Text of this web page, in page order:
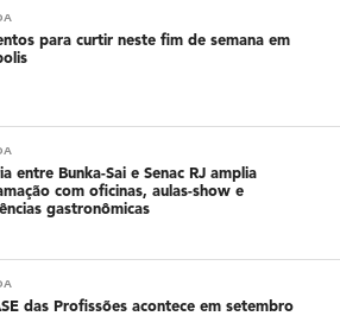
para curtir neste fim de semana em
entre Bunka-Sai e Senac RJ amplia
com oficinas, aulas-show e
gastronômicas
das Profissões acontece em setembro